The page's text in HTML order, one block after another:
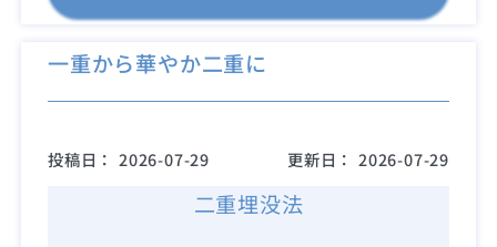
一重から華やか二重に
投稿日： 2026-07-29 更新日： 2026-07-29
二重埋没法